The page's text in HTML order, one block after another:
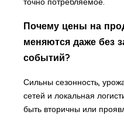
Почему цены на
меняются даже без
событий?
Сильны сезонность,
сетей и локальная
быть вторичны или